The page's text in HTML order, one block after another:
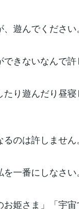
遊んでください。
きないなんで許
り遊んだり昼
のは許しません。
一番にしなさい。
姫さま」「宇